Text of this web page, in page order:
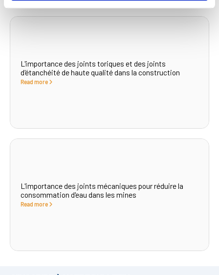
What to read next...
L'importance des joints toriques et des joints
d'étanchéité de haute qualité dans la construction
Read more
L'importance des joints mécaniques pour réduire la
consommation d'eau dans les mines
Read more